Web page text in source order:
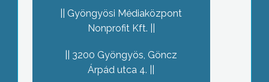
Gyöngyösi Médiaközpont
Nonprofit Kft.
3200 Gyöngyös, Göncz
Árpád utca 4.